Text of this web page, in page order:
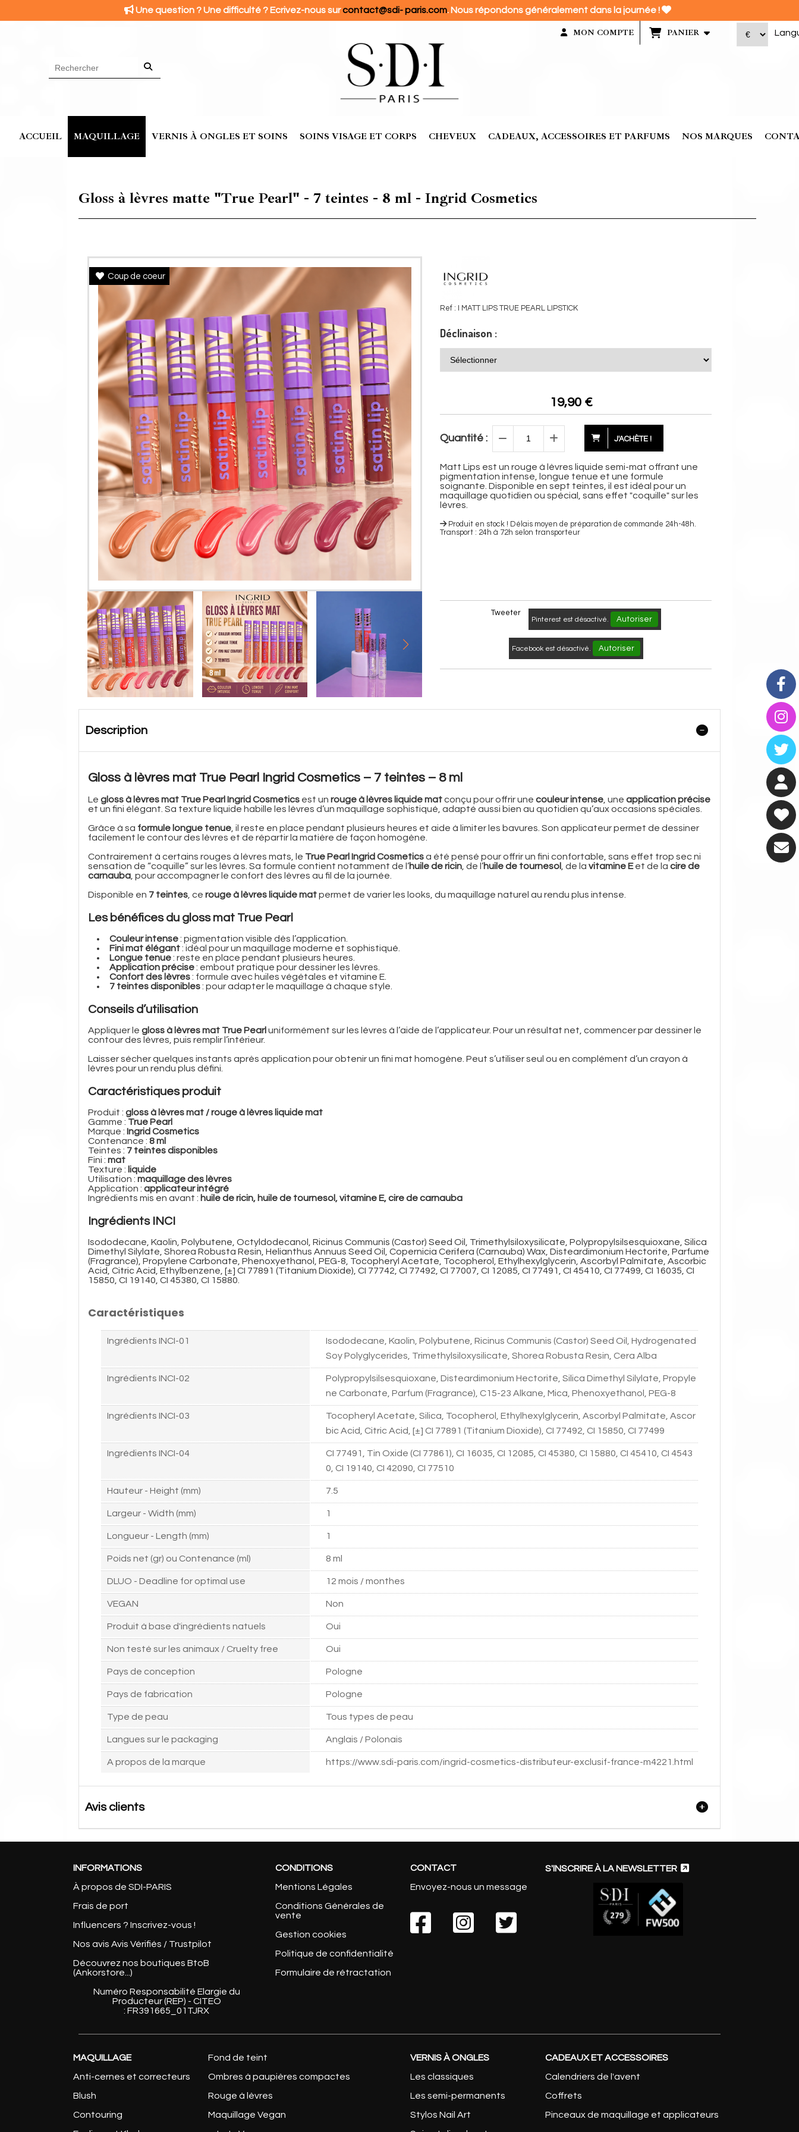
Une question ? Une difficulté ? Ecrivez-nous surcontact@sdi- paris.com. Nous répondons généralement dans la journée !
MON COMPTE PANIER
ACCUEIL MAQUILLAGE VERNIS À ONGLES ET SOINS SOINS VISAGE ET CORPS CHEVEUX CADEAUX, ACCESSOIRES ET PARFUMS NOS MARQUES
Gloss à lèvres matte "True Pearl" - 7 teintes - 8 ml - Ingrid Cosmetics
Coup de coeur
Ref : I MATT LIPS TRUE PEARL LIPSTICK
Déclinaison :
19,90 €
Quantité : J'ACHÈTE !
Matt Lips est un rouge à lèvres liquide semi-mat offrant une
pigmentation intense, longue tenue et une formule
soignante. Disponible en sept teintes, il est idéal pour un
maquillage quotidien ou spécial, sans effet "coquille" sur les
lèvres.
Produit en stock ! Délais moyen de préparation de commande 24h-48h.
Transport : 24h à 72h selon transporteur
Tweeter
Pinterest est désactivé. Autoriser
Facebook est désactivé. Autoriser
Description
Gloss à lèvres mat True Pearl Ingrid Cosmetics – 7 teintes – 8 ml
Le gloss à lèvres mat True Pearl Ingrid Cosmetics est un rouge à lèvres liquide matconçu pour offrir une couleur intense , une application précise
et un fini élégant. Sa texture liquide habille les lèvres d’un maquillage sophistiqué, adapté aussi bien au quotidien qu’aux occasions spéciales.
Grâce à sa formule longue tenue , il reste en place pendant plusieurs heures et aide à limiter les bavures. Son applicateur permet de dessiner
facilement le contour des lèvres et de répartir la matière de façon homogène.
Contrairement à certains rouges à lèvres mats, le True Pearl Ingrid Cosmeticsa été pensé pour offrir un fini confortable, sans effet trop sec ni
sensation de “coquille” sur les lèvres. Sa formule contient notamment de l’huile de ricin , de l’huile de tournesol , de la vitamine Eet de la cire de
carnauba , pour accompagner le confort des lèvres au fil de la journée.
Disponible en 7 teintes , ce rouge à lèvres liquide matpermet de varier les looks, du maquillage naturel au rendu plus intense.
Les bénéfices du gloss mat True Pearl
Couleur intense: pigmentation visible dès l’application.
Fini mat élégant: idéal pour un maquillage moderne et sophistiqué.
Longue tenue: reste en place pendant plusieurs heures.
Application précise: embout pratique pour dessiner les lèvres.
Confort des lèvres: formule avec huiles végétales et vitamine E.
7 teintes disponibles: pour adapter le maquillage à chaque style.
Conseils d’utilisation
Appliquer le gloss à lèvres mat True Pearl uniformément sur les lèvres à l’aide de l’applicateur. Pour un résultat net, commencer par dessiner le
contour des lèvres, puis remplir l’intérieur.
Laisser sécher quelques instants après application pour obtenir un fini mat homogène. Peut s’utiliser seul ou en complément d’un crayon à
lèvres pour un rendu plus défini.
Caractéristiques produit
Produit : gloss à lèvres mat / rouge à lèvres liquide mat
Gamme : True Pearl
Marque : Ingrid Cosmetics
Contenance : 8 ml
Teintes : 7 teintes disponibles
Fini : mat
Texture : liquide
Utilisation : maquillage des lèvres
Application : applicateur intégré
Ingrédients mis en avant : huile de ricin, huile de tournesol, vitamine E, cire de carnauba
Ingrédients INCI
Isododecane, Kaolin, Polybutene, Octyldodecanol, Ricinus Communis (Castor) Seed Oil, Trimethylsiloxysilicate, Polypropylsilsesquioxane, Silica
Dimethyl Silylate, Shorea Robusta Resin, Helianthus Annuus Seed Oil, Copernicia Cerifera (Carnauba) Wax, Disteardimonium Hectorite, Parfume
(Fragrance), Propylene Carbonate, Phenoxyethanol, PEG-8, Tocopheryl Acetate, Tocopherol, Ethylhexylglycerin, Ascorbyl Palmitate, Ascorbic
Acid, Citric Acid, Ethylbenzene, [±] CI 77891 (Titanium Dioxide), CI 77742, CI 77492, CI 77007, CI 12085, CI 77491, CI 45410, CI 77499, CI 16035, CI
15850, CI 19140, CI 45380, CI 15880.
Caractéristiques
Ingrédients INCI-01
Isododecane, Kaolin, Polybutene, Ricinus Communis (Castor) Seed Oil, Hydrogenated
Soy Polyglycerides, Trimethylsiloxysilicate, Shorea Robusta Resin, Cera Alba
Ingrédients INCI-02
Polypropylsilsesquioxane, Disteardimonium Hectorite, Silica Dimethyl Silylate, Propyle
ne Carbonate, Parfum (Fragrance), C15-23 Alkane, Mica, Phenoxyethanol, PEG-8
Ingrédients INCI-03
Tocopheryl Acetate, Silica, Tocopherol, Ethylhexylglycerin, Ascorbyl Palmitate, Ascor
bic Acid, Citric Acid, [±] CI 77891 (Titanium Dioxide), CI 77492, CI 15850, CI 77499
Ingrédients INCI-04
CI 77491, Tin Oxide (CI 77861), CI 16035, CI 12085, CI 45380, CI 15880, CI 45410, CI 4543
0, CI 19140, CI 42090, CI 77510
Hauteur - Height (mm) 7.5
Largeur - Width (mm) 1
Longueur - Length (mm) 1
Poids net (gr) ou Contenance (ml) 8 ml
DLUO - Deadline for optimal use 12 mois / monthes
VEGAN Non
Produit à base d'ingrédients natuels Oui
Non testé sur les animaux / Cruelty free Oui
Pays de conception Pologne
Pays de fabrication Pologne
Type de peau Tous types de peau
Langues sur le packaging Anglais / Polonais
A propos de la marque https://www.sdi-paris.com/ingrid-cosmetics-distributeur-exclusif-france-m4221.html
Avis clients
INFORMATIONS
À propos de SDI-PARIS
Frais de port
Influencers ? Inscrivez-vous !
Nos avis Avis Vérifiés / Trustpilot
Découvrez nos boutiques BtoB
(Ankorstore...)
Numéro Responsabilité Elargie du
Producteur (REP) - CITEO
: FR391665_01TJRX
CONDITIONS
Mentions Légales
Conditions Générales de
vente
Gestion cookies
Politique de confidentialité
Formulaire de rétractation
CONTACT
Envoyez-nous un message
  
S'INSCRIRE À LA NEWSLETTER 
MAQUILLAGE
Anti-cernes et correcteurs
Blush
Contouring
Fond de teint
Ombres à paupières compactes
Rouge à lèvres
Maquillage Vegan
VERNIS À ONGLES
Les classiques
Les semi-permanents
Stylos Nail Art
CADEAUX ET ACCESSOIRES
Calendriers de l'avent
Coffrets
Pinceaux de maquillage et applicateurs